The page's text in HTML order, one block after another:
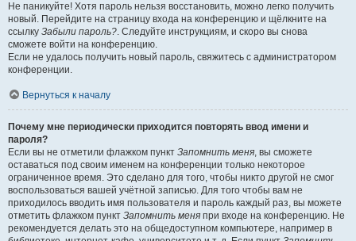
Не паникуйте! Хотя пароль нельзя восстановить, можно легко получить
новый. Перейдите на страницу входа на конференцию и щёлкните на
ссылку Забыли пароль?. Следуйте инструкциям, и скоро вы снова
сможете войти на конференцию.
Если не удалось получить новый пароль, свяжитесь с администратором
конференции.
Вернуться к началу
Почему мне периодически приходится повторять ввод имени и
пароля?
Если вы не отметили флажком пункт Запомнить меня, вы сможете
оставаться под своим именем на конференции только некоторое
ограниченное время. Это сделано для того, чтобы никто другой не смог
воспользоваться вашей учётной записью. Для того чтобы вам не
приходилось вводить имя пользователя и пароль каждый раз, вы можете
отметить флажком пункт Запомнить меня при входе на конференцию. Не
рекомендуется делать это на общедоступном компьютере, например в